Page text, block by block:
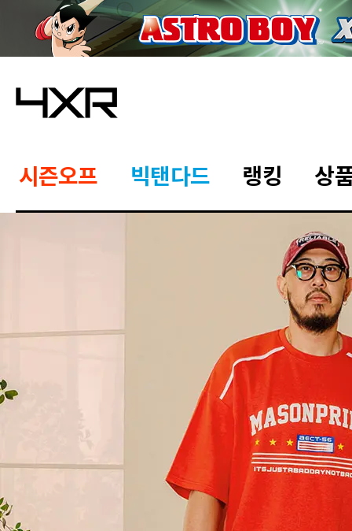
시즌오프 빅탠다드 랭킹 상